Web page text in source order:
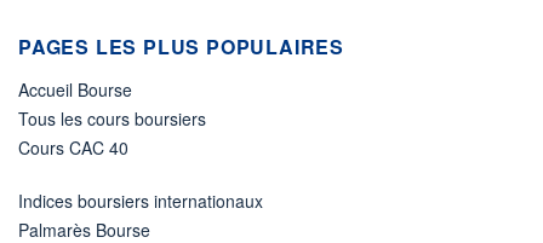
+ PORTEFEUILLE
PAGES LES PLUS POPULAIRES
Accueil Bourse
Tous les cours boursiers
Cours CAC 40
Indices boursiers internationaux
Palmarès Bourse